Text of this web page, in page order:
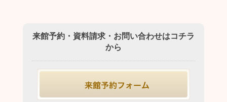
来館予約・資料請求・お問い合わせはコチラ
から